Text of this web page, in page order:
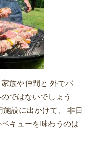
族や仲間と 外でバー
ではないでしょう
設に出かけて、 非日
キューを味わうのは